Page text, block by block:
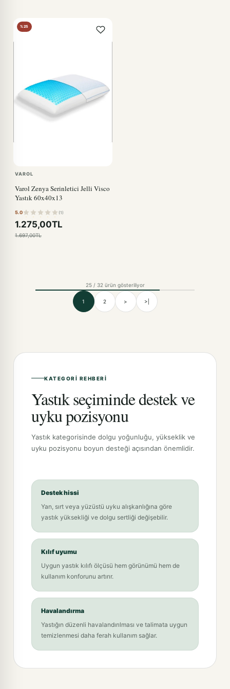
%25
VAROL
Varol Zenya Serinletici Jelli Visco
Yastık 60x40x13
5.0 (1)
1.275,00TL
1.697,00TL
25 / 32 ürün gösteriliyor
1 2 > >|
KATEGORI REHBERI
Yastık seçiminde destek ve
uyku pozisyonu
Yastık kategorisinde dolgu yoğunluğu, yükseklik ve
uyku pozisyonu boyun desteği açısından önemlidir.
Destek hissi
Yan, sırt veya yüzüstü uyku alışkanlığına göre
yastık yüksekliği ve dolgu sertliği değişebilir.
Kılıf uyumu
Uygun yastık kılıfı ölçüsü hem görünümü hem de
kullanım konforunu artırır.
Havalandırma
Yastığın düzenli havalandırılması ve talimata uygun
temizlenmesi daha ferah kullanım sağlar.